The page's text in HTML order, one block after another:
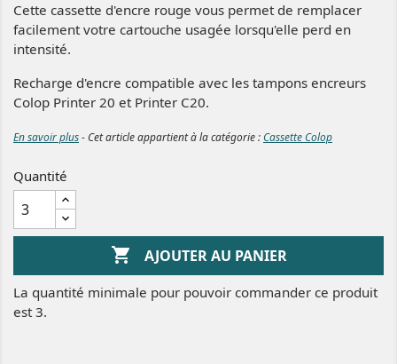
Cette cassette d'encre rouge vous permet de remplacer
facilement votre cartouche usagée lorsqu'elle perd en
intensité.
Recharge d'encre compatible avec les tampons encreurs
Colop Printer 20 et Printer C20.
En savoir plus- Cet article appartient à la catégorie :Cassette Colop
Quantité
 AJOUTER AU PANIER
La quantité minimale pour pouvoir commander ce produit
est 3.